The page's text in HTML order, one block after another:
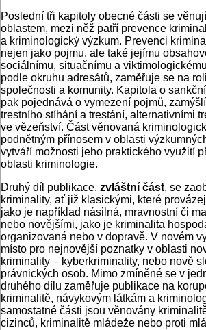
Poslední tři kapitoly obecné části se
oblastem, mezi něž patří prevence
a kriminologický výzkum. Prevenci
nejen jako pojmu, ale také jejímu
sociálnímu, situačnímu a
podle okruhu adresátů, zaměřuje se na
společnosti a komunity. Kapitola o
pak pojednává o vymezení pojmů,
trestního stíhání a trestání, alternativními
ve vězeňství. Část věnovaná
podnětným přínosem v oblasti
vytváří možnosti jeho praktického využití
oblasti kriminologie.
Druhý díl publikace, zvláštní část, se
kriminality, ať již klasickými, které
jako je například násilná, mravnostní či
nebo novějšími, jako je kriminalita
organizovaná nebo v dopravě. V novém
místo pro nejnovější poznatky v oblasti
kriminality – kyberkriminality, nebo nově
právnických osob. Mimo zmíněné se v
druhého dílu zaměřuje publikace na
kriminalitě, návykovým látkám a
samostatné části jsou věnovány
cizinců, kriminalitě mládeže nebo proti